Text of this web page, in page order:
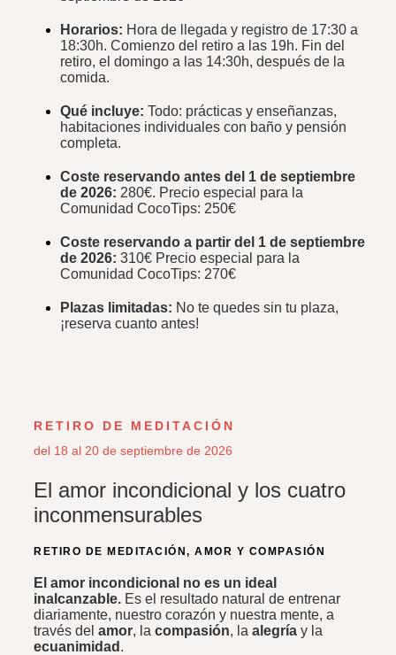
Horarios: Hora de llegada y registro de 17:30 a
18:30h. Comienzo del retiro a las 19h. Fin del
retiro, el domingo a las 14:30h, después de la
comida.
Qué incluye: Todo: prácticas y enseñanzas,
habitaciones individuales con baño y pensión
completa.
Coste reservando antes del 1 de septiembre
de 2026: 280€. Precio especial para la
Comunidad CocoTips: 250€
Coste reservando a partir del 1 de septiembre
de 2026: 310€ Precio especial para la
Comunidad CocoTips: 270€
Plazas limitadas: No te quedes sin tu plaza,
¡reserva cuanto antes!
RETIRO DE MEDITACIÓN
del 18 al 20 de septiembre de 2026
El amor incondicional y los cuatro
inconmensurables
RETIRO DE MEDITACIÓN, AMOR Y COMPASIÓN
El amor incondicional no es un ideal
inalcanzable. Es el resultado natural de entrenar
diariamente, nuestro corazón y nuestra mente, a
través del amor, la compasión, la alegría y la
ecuanimidad .